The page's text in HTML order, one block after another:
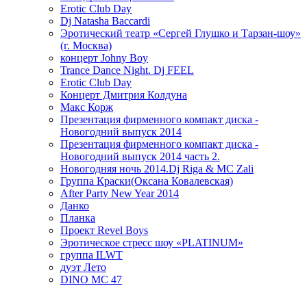
Erotic Club Day
Dj Natasha Baccardi
Эротический театр «Сергей Глушко и Тарзан-шоу»
(г. Москва)
концерт Johny Boy
Trance Dance Night. Dj FEEL
Erotic Club Day
Концерт Дмитрия Колдуна
Макс Корж
Презентация фирменного компакт диска -
Новогодний выпуск 2014
Презентация фирменного компакт диска -
Новогодний выпуск 2014 часть 2.
Новогодняя ночь 2014.Dj Riga & MC Zali
Группа Краски(Оксана Ковалевская)
After Party New Year 2014
Данко
Планка
Проект Revel Boys
Эротическое стресс шоу «PLATINUM»
группа ILWT
дуэт Лето
DINO MC 47